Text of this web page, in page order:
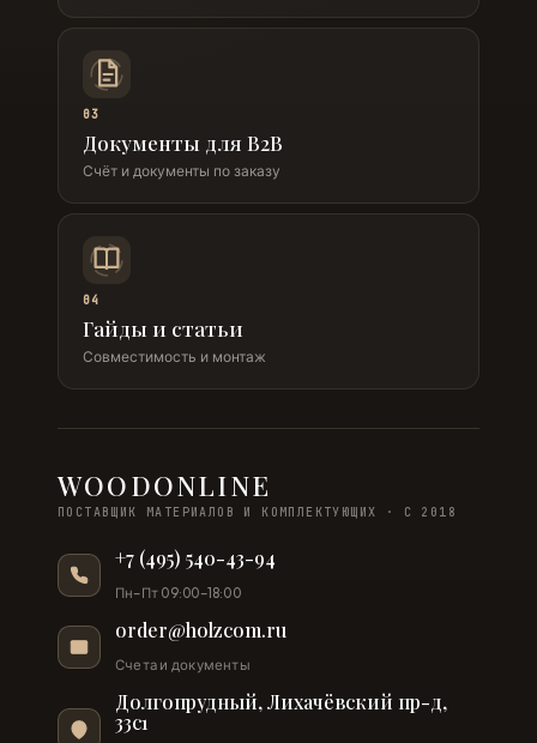
03
Документы для B2B
Счёт и документы по заказу
04
Гайды и статьи
Совместимость и монтаж
WOODONLINE
ПОСТАВЩИК МАТЕРИАЛОВ И КОМПЛЕКТУЮЩИХ · С 2018
+7 (495) 540-43-94
Пн–Пт 09:00–18:00
order@holzcom.ru
Счета и документы
Долгопрудный, Лихачёвский пр-д,
33с1